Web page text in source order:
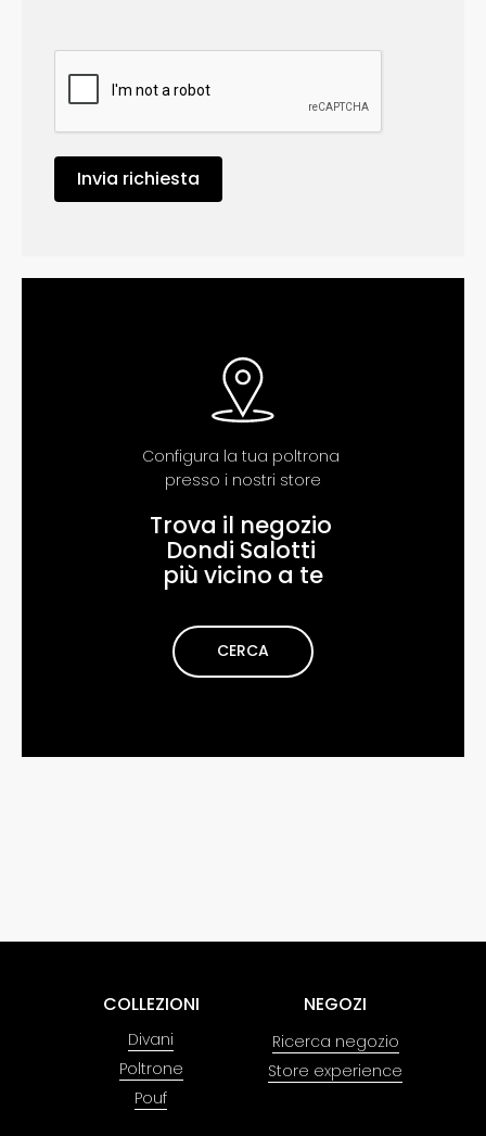
Invia richiesta
Configura la tua poltrona
pr​​esso i nostri store
Trova il negozio
Dondi Salotti
più vicino a te
CERCA
COLLEZIONI
Divani
Poltrone
Pouf
NEGOZI
Ricerca negozio
Store experience